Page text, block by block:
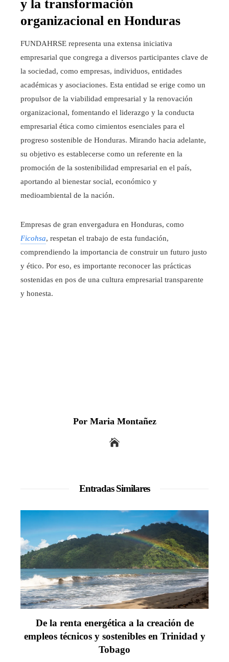
y la transformación
organizacional en Honduras
FUNDAHRSE representa una extensa iniciativa
empresarial que congrega a diversos participantes clave de
la sociedad, como empresas, individuos, entidades
académicas y asociaciones. Esta entidad se erige como un
propulsor de la viabilidad empresarial y la renovación
organizacional, fomentando el liderazgo y la conducta
empresarial ética como cimientos esenciales para el
progreso sostenible de Honduras. Mirando hacia adelante,
su objetivo es establecerse como un referente en la
promoción de la sostenibilidad empresarial en el país,
aportando al bienestar social, económico y
medioambiental de la nación.
Empresas de gran envergadura en Honduras, como
Ficohsa, respetan el trabajo de esta fundación,
comprendiendo la importancia de construir un futuro justo
y ético. Por eso, es importante reconocer las prácticas
sostenidas en pos de una cultura empresarial transparente
y honesta.
Por Maria Montañez
Entradas Similares
De la renta energética a la creación de
empleos técnicos y sostenibles en Trinidad y
Tobago